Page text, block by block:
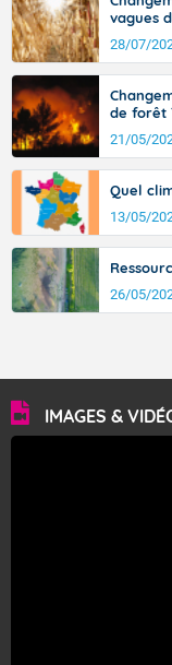
vagues
28/07/
de forêt
21/05/
Quel
13/05/
26/05/
IMAGES &